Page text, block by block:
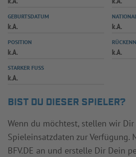
GEBURTSDATUM
k.A. k.A.
POSITION
k.A. k.A.
STARKER FUSS
k.A.
BIST DU DIESER SPIELER?
Wenn du möchtest, stellen wir
Spieleinsatzdaten zur Verfügung.
BFV.DE an und erstelle Dir Dein